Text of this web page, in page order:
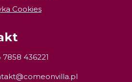
7858 436221
Cookies